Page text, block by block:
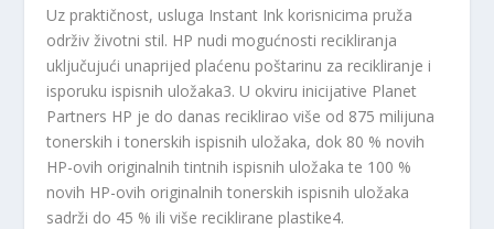
Uz praktičnost, usluga Instant Ink korisnicima pruža
održiv životni stil. HP nudi mogućnosti recikliranja
uključujući unaprijed plaćenu poštarinu za recikliranje i
isporuku ispisnih uložaka3. U okviru inicijative Planet
Partners HP je do danas reciklirao više od 875 milijuna
tonerskih i tonerskih ispisnih uložaka, dok 80 % novih
HP-ovih originalnih tintnih ispisnih uložaka te 100 %
novih HP-ovih originalnih tonerskih ispisnih uložaka
sadrži do 45 % ili više reciklirane plastike4.